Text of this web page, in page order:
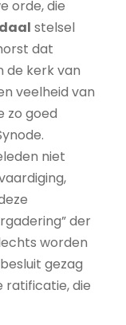
orde, die
stelsel
dat
de kerk van
veelheid van
zo goed
niet
der
worden
gezag
ratificatie, die